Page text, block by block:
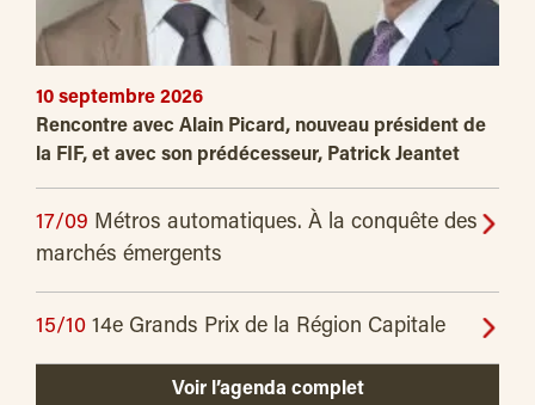
10 septembre 2026
Rencontre avec Alain Picard, nouveau président de
la FIF, et avec son prédécesseur, Patrick Jeantet
17/09 Métros automatiques. À la conquête des
marchés émergents
15/10 14e Grands Prix de la Région Capitale
Voir l’agenda complet